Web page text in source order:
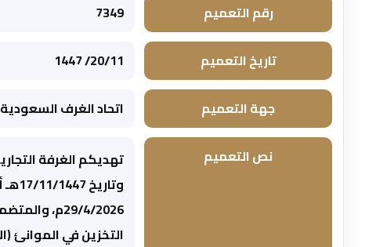
رقم التعميم 7349
تاريخ التعميم 20/11/ 1447
جهة التعميم اتحاد الغرف السعودية
نص التعميم